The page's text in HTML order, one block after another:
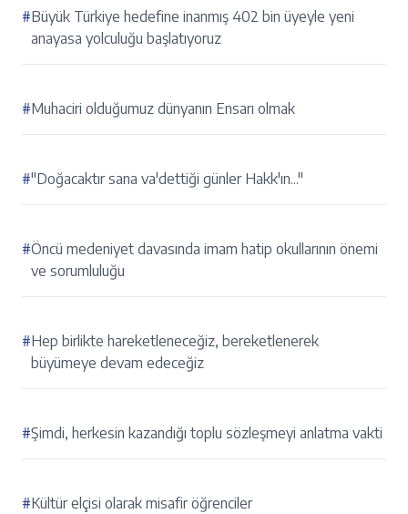
#Büyük Türkiye hedefine inanmış 402 bin üyeyle yeni
anayasa yolculuğu başlatıyoruz
#Muhaciri olduğumuz dünyanın Ensarı olmak
#"Doğacaktır sana va'dettiği günler Hakk'ın..."
#Öncü medeniyet davasında imam hatip okullarının önemi
ve sorumluluğu
#Hep birlikte hareketleneceğiz, bereketlenerek
büyümeye devam edeceğiz
#Şimdi, herkesin kazandığı toplu sözleşmeyi anlatma vakti
#Kültür elçisi olarak misafir öğrenciler